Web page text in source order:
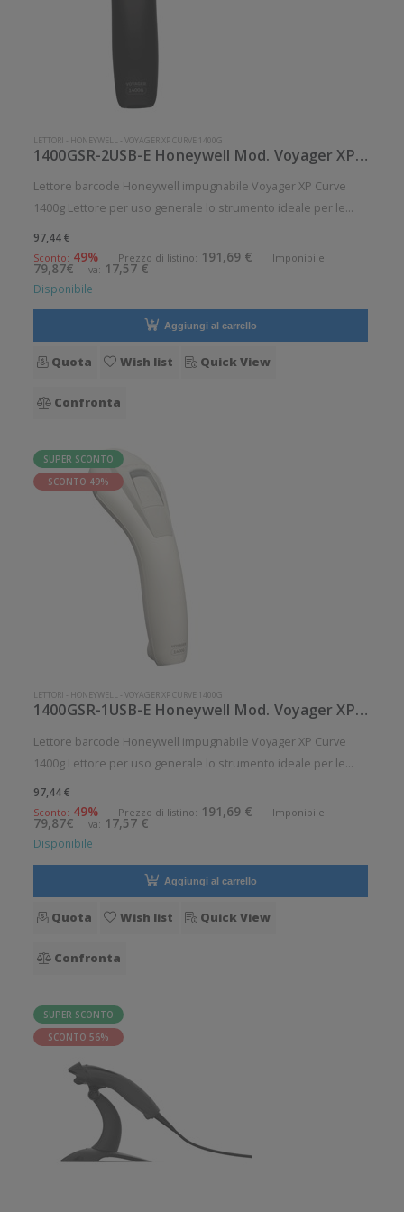
LETTORI - HONEYWELL -VOYAGER XP CURVE 1400G
1400GSR-2USB-E Honeywell Mod. Voyager XP Curve 1400g.
Lettore barcode Honeywell impugnabile Voyager XP Curve
1400g Lettore per uso generale lo strumento ideale per le
di lettura dei codici a barre. Lettura QrCode abilitata. Angolo di
scan
97,44 €
Sconto: 49% Prezzo di listino: 191,69 € Imponibile:
79,87€ Iva: 17,57 €
Disponibile
Aggiungi al carrello
Quota Wish list Quick View
Confronta
SUPER SCONTO
SCONTO 49%
LETTORI - HONEYWELL -VOYAGER XP CURVE 1400G
1400GSR-1USB-E Honeywell Mod. Voyager XP Curve 1400g.
Lettore barcode Honeywell impugnabile Voyager XP Curve
1400g Lettore per uso generale lo strumento ideale per le
aziende che desiderano migliorare le applicazioni quotidiane
di lettura dei codici a barre. Lettura QrCode abilitata. Angolo di
scan
97,44 €
Sconto: 49% Prezzo di listino: 191,69 € Imponibile:
79,87€ Iva: 17,57 €
Disponibile
Aggiungi al carrello
Quota Wish list Quick View
Confronta
SUPER SCONTO
SCONTO 56%